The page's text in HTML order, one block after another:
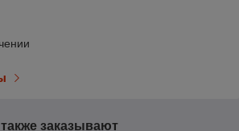
заказывают